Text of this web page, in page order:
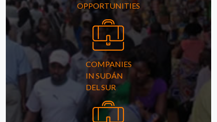
OPPORTUNITIES
COMPANIES
IN SUDÁN
DEL SUR